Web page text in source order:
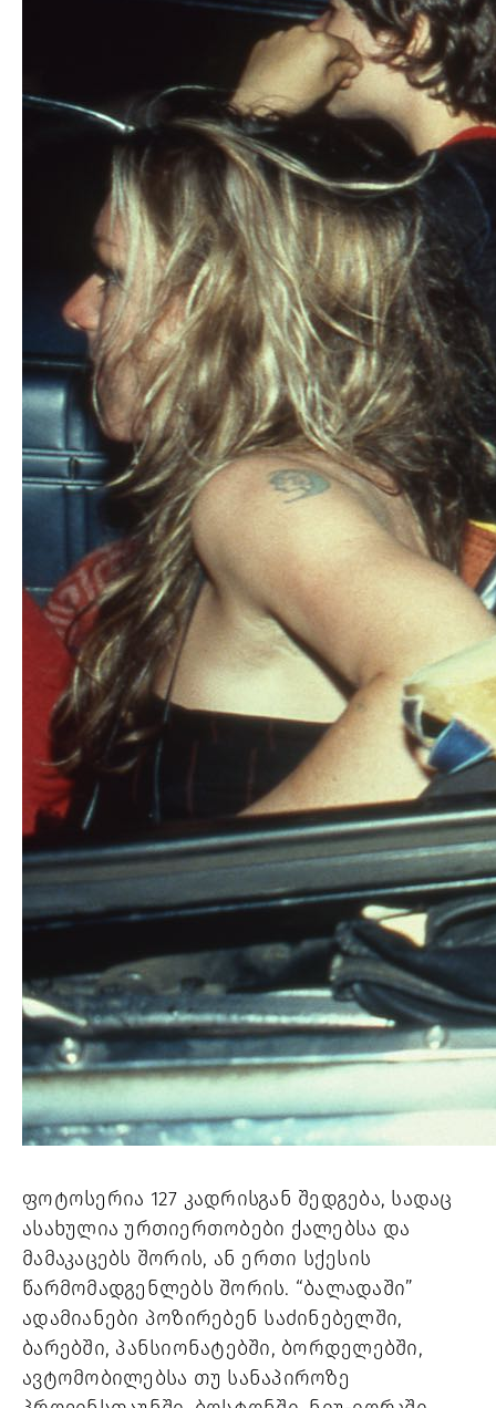
ფოტოსერია 127 კადრისგან შედგება, სადაც
ასახულია ურთიერთობები ქალებსა და
მამაკაცებს შორის, ან ერთი სქესის
წარმომადგენლებს შორის. “ბალადაში”
ადამიანები პოზირებენ საძინებელში,
ბარებში, პანსიონატებში, ბორდელებში,
ავტომობილებსა თუ სანაპიროზე